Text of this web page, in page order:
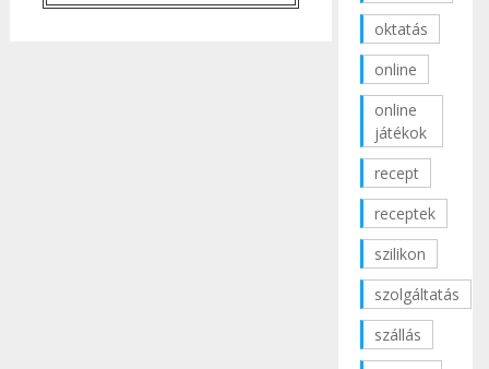
oktatás
online
online
játékok
recept
receptek
szilikon
szolgáltatás
szállás